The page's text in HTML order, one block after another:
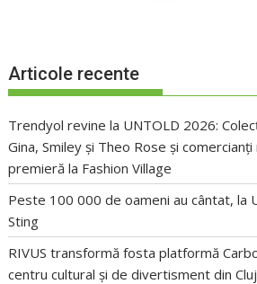
Articole recente
Trendyol revine la UNTOLD 2026:
Gina, Smiley și Theo Rose și
premieră la Fashion Village
Peste 100 000 de oameni au cântat, la
Sting
RIVUS transformă fosta platformă
centru cultural și de divertisment din